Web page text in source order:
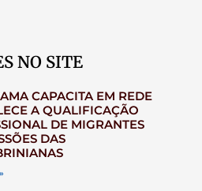
NO SITE
CAPACITA EM REDE
A QUALIFICAÇÃO
DE MIGRANTES
DAS